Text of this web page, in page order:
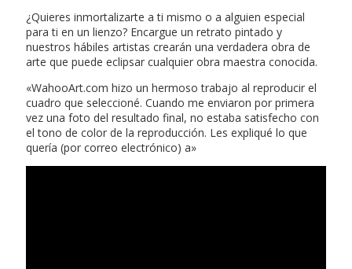
¿Quieres inmortalizarte a ti mismo o a alguien especial
para ti en un lienzo? Encargue un retrato pintado y
nuestros hábiles artistas crearán una verdadera obra de
arte que puede eclipsar cualquier obra maestra conocida.
«WahooArt.com hizo un hermoso trabajo al reproducir el
cuadro que seleccioné. Cuando me enviaron por primera
vez una foto del resultado final, no estaba satisfecho con
el tono de color de la reproducción. Les expliqué lo que
quería (por correo electrónico) a»